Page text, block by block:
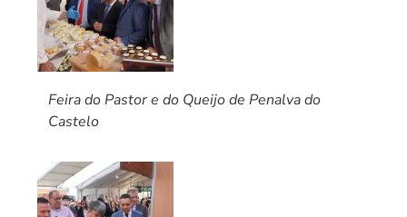
Feira do Pastor e do Queijo de Penalva do
Castelo